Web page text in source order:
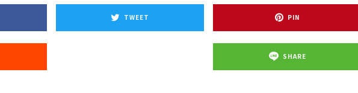
TWEET PIN
SHARE